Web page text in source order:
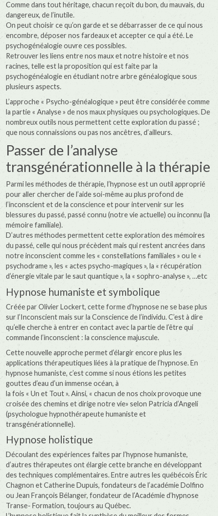
Comme dans tout héritage, chacun reçoit du bon, du mauvais, du
dangereux, de l’inutile.
On peut choisir ce qu’on garde et se débarrasser de ce qui nous
encombre, déposer nos fardeaux et accepter ce qui a été. Le
psychogénéalogie ouvre ces possibles.
Retrouver les liens entre nos maux et notre histoire et nos
racines, telle est la proposition qui est faite par la
psychogénéalogie en étudiant notre arbre généalogique sous
plusieurs aspects.
L’approche « Psycho-généalogique » peut être considérée comme
la partie « Analyse » de nos maux physiques ou psychologiques. De
nombreux outils nous permettent cette exploration du passé ;
que nous connaissions ou pas nos ancêtres, d’ailleurs.
Passer de l’analyse
transgénérationnelle à la thérapie
Parmi les méthodes de thérapie, l’hypnose est un outil approprié
pour aller chercher de l’aide soi-même au plus profond de
l’inconscient et de la conscience et pour intervenir sur les
blessures du passé, passé connu (notre vie actuelle) ou inconnu (la
mémoire familiale).
D’autres méthodes permettent cette exploration des mémoires
du passé, celle qui nous précèdent mais qui restent ancrées dans
notre inconscient comme les « constellations familiales » ou le «
psychodrame », les « actes psycho-magiques », la « récupération
d’énergie vitale par le saut quantique », la « sophro-analyse », …etc
Hypnose humaniste et symbolique
Créée par Olivier Lockert, cette forme d’hypnose ne se base plus
sur l’Inconscient mais sur la Conscience de l’individu. C’est à dire
qu’elle cherche à entrer en contact avec la partie de l’être qui
commande l’inconscient : la conscience majuscule.
Cette nouvelle approche permet d’élargir encore plus les
applications thérapeutiques liées à la pratique de l’hypnose. En
hypnose humaniste, c’est comme si nous étions les petites
gouttes d’eau d’un immense océan, à
la fois « Un et Tout ». Ainsi, « chacun de nos choix provoque une
croisée des chemins et dirige notre vie» selon Patricia d’Angeli
(psychologue hypnothérapeute humaniste et
transgénérationnelle).
Hypnose holistique
Découlant des expériences faites par l’hypnose humaniste,
d’autres thérapeutes ont élargie cette branche en développant
des techniques complémentaires. Entre autres les québécois Éric
Chagnon et Catherine Dupuis, fondateurs de l’académie Dolfino
ou Jean François Bélanger, fondateur de l’Académie d’hypnose
Transe- Formation, toujours au Québec.